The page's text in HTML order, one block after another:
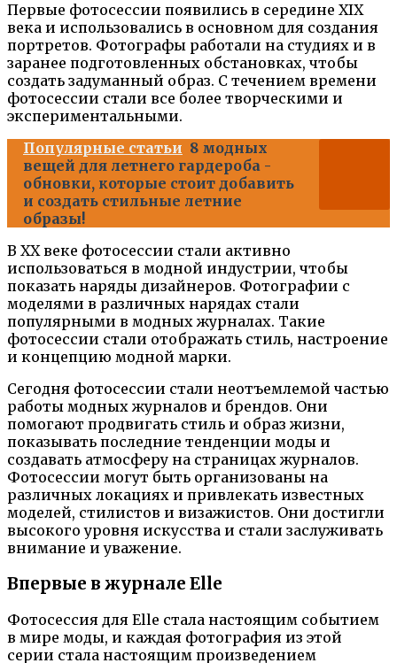
Первые фотосессии появились в середине XIX
века и использовались в основном для создания
портретов. Фотографы работали на студиях и в
заранее подготовленных обстановках, чтобы
создать задуманный образ. С течением времени
фотосессии стали все более творческими и
экспериментальными.
Популярные статьи 8 модных
вещей для летнего гардероба -
обновки, которые стоит добавить
и создать стильные летние
образы!
В XX веке фотосессии стали активно
использоваться в модной индустрии, чтобы
показать наряды дизайнеров. Фотографии с
моделями в различных нарядах стали
популярными в модных журналах. Такие
фотосессии стали отображать стиль, настроение
и концепцию модной марки.
Сегодня фотосессии стали неотъемлемой частью
работы модных журналов и брендов. Они
помогают продвигать стиль и образ жизни,
показывать последние тенденции моды и
создавать атмосферу на страницах журналов.
Фотосессии могут быть организованы на
различных локациях и привлекать известных
моделей, стилистов и визажистов. Они достигли
высокого уровня искусства и стали заслуживать
внимание и уважение.
Впервые в журнале Elle
Фотосессия для Elle стала настоящим событием
в мире моды, и каждая фотография из этой
серии стала настоящим произведением